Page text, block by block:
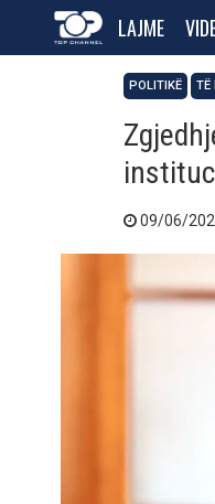
LAJME
POLITIKË TË
09/06/